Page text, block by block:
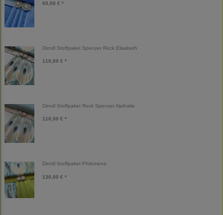
65,00 € *
Dirndl Stoffpaket Spenzer Rock Elisabeth
110,00 € *
Dirndl Stoffpaket Rock Spenzer Nathalie
110,00 € *
Dirndl Stoffpaket Philomena
130,00 € *